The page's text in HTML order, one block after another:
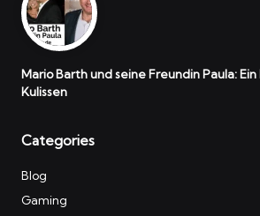
Mario Barth und seine Freundin Paula:
Kulissen
Categories
Blog
Gaming